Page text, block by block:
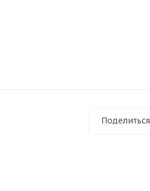
Поделиться